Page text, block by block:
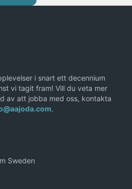
i snart ett decennium
vi tagit fram! Vill du veta mer
av att jobba med oss, kontakta
.
Sweden